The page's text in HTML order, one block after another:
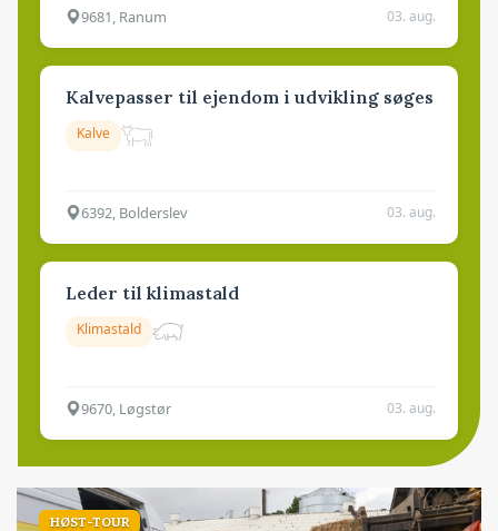
9681, Ranum 03. aug.
Kalvepasser til ejendom i udvikling søges
Kalve
6392, Bolderslev 03. aug.
Leder til klimastald
Klimastald
9670, Løgstør 03. aug.
HØST-TOUR